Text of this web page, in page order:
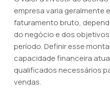
empresa varia geralmente
faturamento bruto,
do negócio e dos
período. Definir esse
capacidade financeira
qualificados necessários
vendas.